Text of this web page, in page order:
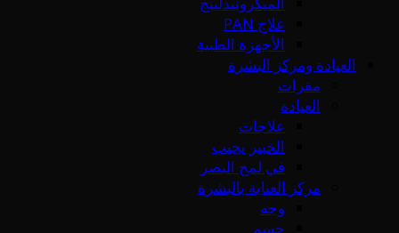
علاج PAN
الأجهزة الطبية
العيادة ومركز البشرة
مقرات
العيادة
علاجات
الخبير يجيب
في لمح البصر
مركز العناية بالبشرة
وجه
جسم